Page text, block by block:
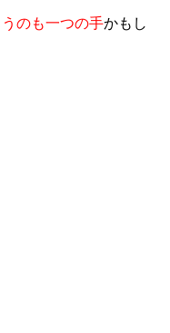
のも一つの手かもし